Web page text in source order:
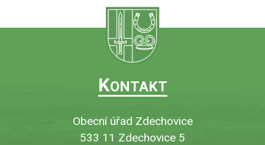
KONTAKT
Obecní úřad Zdechovice
533 11 Zdechovice 5